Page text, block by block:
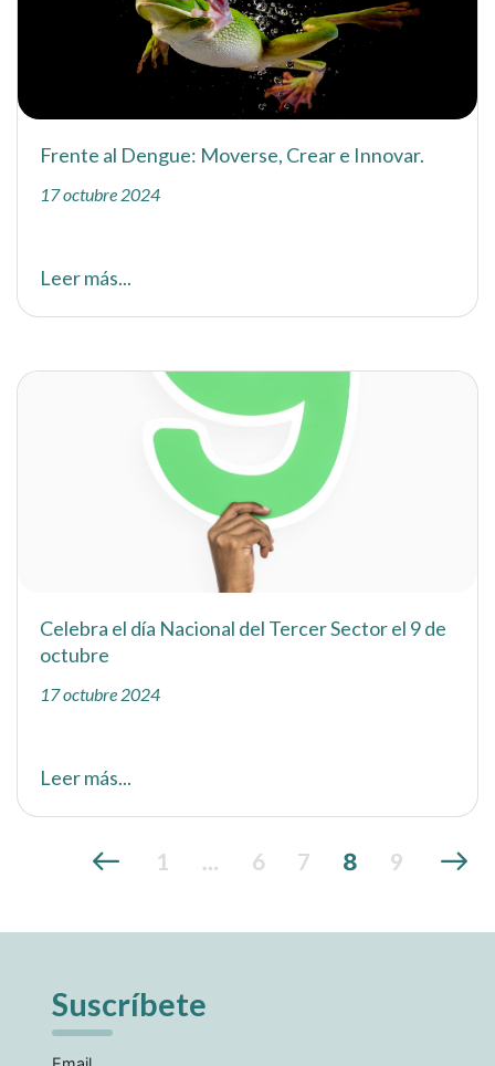
Frente al Dengue: Moverse, Crear e Innovar.
17 octubre 2024
Leer más...
Celebra el día Nacional del Tercer Sector el 9 de
octubre
17 octubre 2024
Leer más...
1 … 6 7 8 9
Suscríbete